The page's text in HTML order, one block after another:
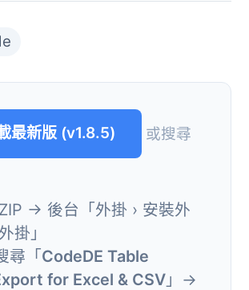
最新版 (v1.8.5)
或搜尋
→ 後台「外掛 › 安裝外
掛」
尋「CodeDE Table
for Excel & CSV 」→